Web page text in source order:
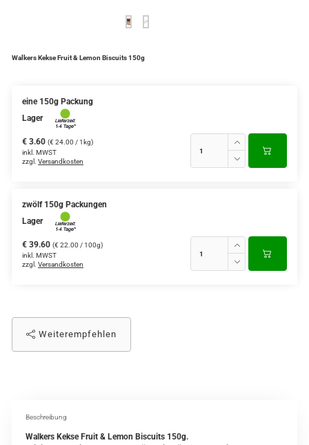
Walkers Kekse Fruit & Lemon Biscuits 150g
eine 150g Packung
Lager
€ 3.60 (€ 24.00 / 1kg)
inkl. MWST
zzgl. Versandkosten
zwölf 150g Packungen
Lager
€ 39.60 (€ 22.00 / 100g)
inkl. MWST
zzgl. Versandkosten
Weiterempfehlen
Beschreibung
Walkers Kekse Fruit & Lemon Biscuits 150g.